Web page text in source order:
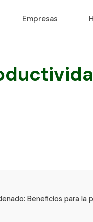
Empresas
Beneficios para la